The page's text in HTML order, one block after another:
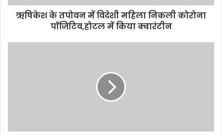
ऋषिकेश के तपोवन में विदेशी महिला निकली कोरोना
पाॅजिटिव,होटल में किया क्वारंटीन